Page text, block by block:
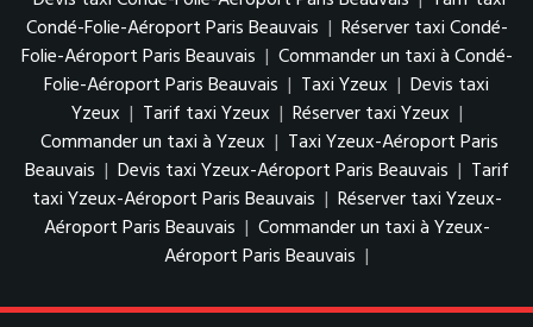
Condé-Folie-Aéroport Paris Beauvais | Réserver taxi Condé-
Folie-Aéroport Paris Beauvais | Commander un taxi à Condé-
Folie-Aéroport Paris Beauvais | Taxi Yzeux | Devis taxi
Yzeux | Tarif taxi Yzeux | Réserver taxi Yzeux |
Commander un taxi à Yzeux | Taxi Yzeux-Aéroport Paris
Beauvais | Devis taxi Yzeux-Aéroport Paris Beauvais | Tarif
taxi Yzeux-Aéroport Paris Beauvais | Réserver taxi Yzeux-
Aéroport Paris Beauvais | Commander un taxi à Yzeux-
Aéroport Paris Beauvais |